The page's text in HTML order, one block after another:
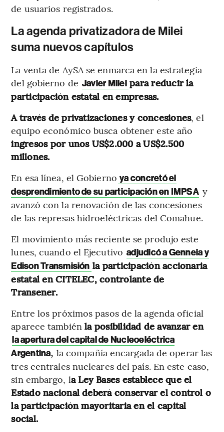
de usuarios registrados.
La agenda privatizadora de Milei
suma nuevos capítulos
La venta de AySA se enmarca en la estrategia
del gobierno de Javier Milei para reducir la
participación estatal en empresas.
A través de privatizaciones y concesiones, el
equipo económico busca obtener este año
ingresos por unos US$2.000 a US$2.500
millones.
En esa línea, el Gobierno ya concretó el
desprendimiento de su participación en IMPSA y
avanzó con la renovación de las concesiones
de las represas hidroeléctricas del Comahue.
El movimiento más reciente se produjo este
lunes, cuando el Ejecutivo adjudicó a Genneia y
Edison Transmisión la participación accionaria
estatal en CITELEC, controlante de
Transener.
Entre los próximos pasos de la agenda oficial
aparece también la posibilidad de avanzar en
la apertura del capital de Nucleoeléctrica
Argentina, la compañía encargada de operar las
tres centrales nucleares del país. En este caso,
sin embargo, la Ley Bases establece que el
Estado nacional deberá conservar el control o
la participación mayoritaria en el capital
social.